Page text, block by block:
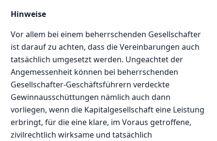
Hinweise
Vor allem bei einem beherrschenden Gesellschafter
ist darauf zu achten, dass die Vereinbarungen auch
tatsächlich umgesetzt werden. Ungeachtet der
Angemessenheit können bei beherrschenden
Gesellschafter-Geschäftsführern verdeckte
Gewinnausschüttungen nämlich auch dann
vorliegen, wenn die Kapitalgesellschaft eine Leistung
erbringt, für die eine klare, im Voraus getroffene,
zivilrechtlich wirksame und tatsächlich